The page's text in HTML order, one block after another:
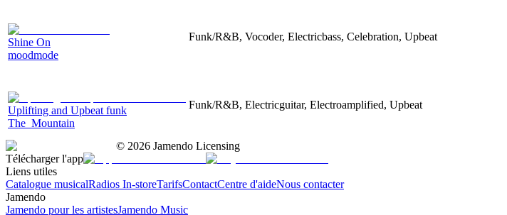
Shine On
moodmode
Funk/R&B, Vocoder, Electricbass, Celebration, Upbeat
Uplifting and Upbeat funk
The_Mountain
Funk/R&B, Electricguitar, Electroamplified, Upbeat
© 2026 Jamendo Licensing
Télécharger l'app
Liens utiles
Catalogue musicalRadios In-storeTarifsContactCentre d'aideNous contacter
Jamendo
Jamendo pour les artistesJamendo Music